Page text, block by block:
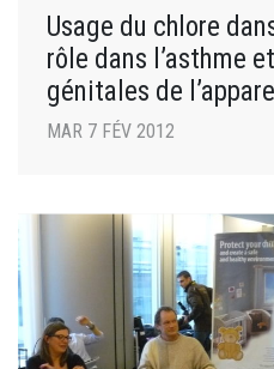
Usage du chlore
rôle dans l’asthme
génitales de
MAR 7 FÉV 2012